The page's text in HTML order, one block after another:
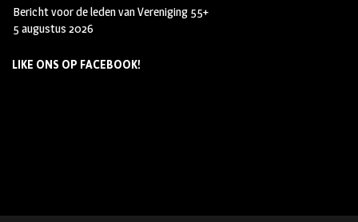
Bericht voor de leden van Vereniging 55+
5 augustus 2026
LIKE ONS OP FACEBOOK!